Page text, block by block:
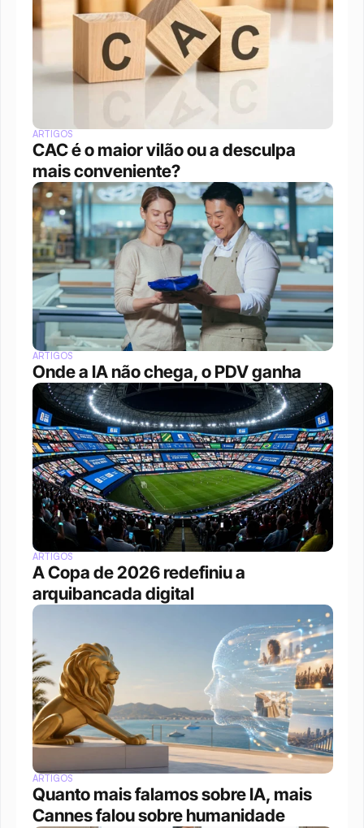
ARTIGOS
CAC é o maior vilão ou a desculpa
mais conveniente?
ARTIGOS
Onde a IA não chega, o PDV ganha
ARTIGOS
A Copa de 2026 redefiniu a
arquibancada digital
ARTIGOS
Quanto mais falamos sobre IA, mais
Cannes falou sobre humanidade